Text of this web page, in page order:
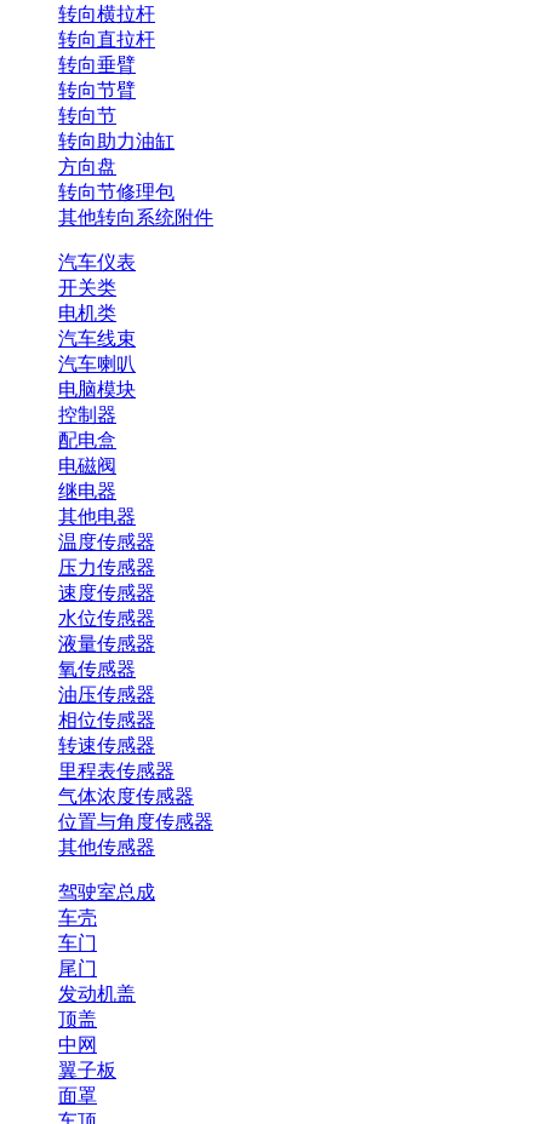
转向横拉杆
转向直拉杆
转向垂臂
转向节臂
转向节
转向助力油缸
方向盘
转向节修理包
其他转向系统附件
汽车仪表
开关类
电机类
汽车线束
汽车喇叭
电脑模块
控制器
配电盒
电磁阀
继电器
其他电器
温度传感器
压力传感器
速度传感器
水位传感器
液量传感器
氧传感器
油压传感器
相位传感器
转速传感器
里程表传感器
气体浓度传感器
位置与角度传感器
其他传感器
驾驶室总成
车壳
车门
尾门
发动机盖
顶盖
中网
翼子板
面罩